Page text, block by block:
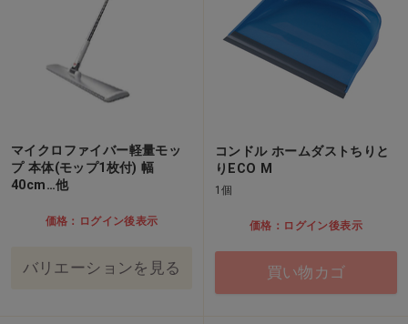
マイクロファイバー軽量モッ
プ 本体(モップ1枚付) 幅
40cm…他
価格：ログイン後表示
バリエーションを見る
コンドル ホームダストちりと
りECO M
1個
価格：ログイン後表示
買い物カゴ